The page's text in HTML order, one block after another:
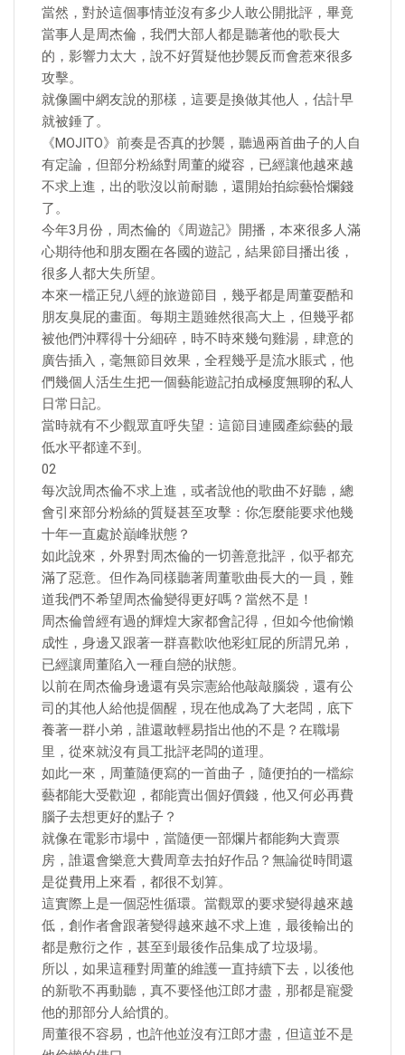
當然，對於這個事情並沒有多少人敢公開批評，畢竟
當事人是周杰倫，我們大部人都是聽著他的歌長大
的，影響力太大，說不好質疑他抄襲反而會惹來很多
攻擊。
就像圖中網友說的那樣，這要是換做其他人，估計早
就被錘了。
《MOJITO》前奏是否真的抄襲，聽過兩首曲子的人自
有定論，但部分粉絲對周董的縱容，已經讓他越來越
不求上進，出的歌沒以前耐聽，還開始拍綜藝恰爛錢
了。
今年3月份，周杰倫的《周遊記》開播，本來很多人滿
心期待他和朋友圈在各國的遊記，結果節目播出後，
很多人都大失所望。
本來一檔正兒八經的旅遊節目，幾乎都是周董耍酷和
朋友臭屁的畫面。每期主題雖然很高大上，但幾乎都
被他們沖釋得十分細碎，時不時來幾句雞湯，肆意的
廣告插入，毫無節目效果，全程幾乎是流水賬式，他
們幾個人活生生把一個藝能遊記拍成極度無聊的私人
日常日記。
當時就有不少觀眾直呼失望：這節目連國產綜藝的最
低水平都達不到。
02
每次說周杰倫不求上進，或者說他的歌曲不好聽，總
會引來部分粉絲的質疑甚至攻擊：你怎麼能要求他幾
十年一直處於巔峰狀態？
如此說來，外界對周杰倫的一切善意批評，似乎都充
滿了惡意。但作為同樣聽著周董歌曲長大的一員，難
道我們不希望周杰倫變得更好嗎？當然不是！
周杰倫曾經有過的輝煌大家都會記得，但如今他偷懶
成性，身邊又跟著一群喜歡吹他彩虹屁的所謂兄弟，
已經讓周董陷入一種自戀的狀態。
以前在周杰倫身邊還有吳宗憲給他敲敲腦袋，還有公
司的其他人給他提個醒，現在他成為了大老闆，底下
養著一群小弟，誰還敢輕易指出他的不是？在職場
里，從來就沒有員工批評老闆的道理。
如此一來，周董隨便寫的一首曲子，隨便拍的一檔綜
藝都能大受歡迎，都能賣出個好價錢，他又何必再費
腦子去想更好的點子？
就像在電影市場中，當隨便一部爛片都能夠大賣票
房，誰還會樂意大費周章去拍好作品？無論從時間還
是從費用上來看，都很不划算。
這實際上是一個惡性循環。當觀眾的要求變得越來越
低，創作者會跟著變得越來越不求上進，最後輸出的
都是敷衍之作，甚至到最後作品集成了垃圾場。
所以，如果這種對周董的維護一直持續下去，以後他
的新歌不再動聽，真不要怪他江郎才盡，那都是寵愛
他的那部分人給慣的。
周董很不容易，也許他並沒有江郎才盡，但這並不是